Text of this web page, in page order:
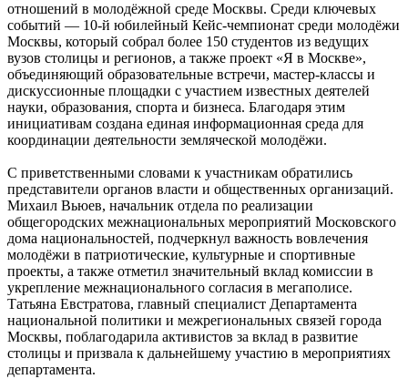
отношений в молодёжной среде Москвы. Среди ключевых
событий — 10-й юбилейный Кейс-чемпионат среди молодёжи
Москвы, который собрал более 150 студентов из ведущих
вузов столицы и регионов, а также проект «Я в Москве»,
объединяющий образовательные встречи, мастер-классы и
дискуссионные площадки с участием известных деятелей
науки, образования, спорта и бизнеса. Благодаря этим
инициативам создана единая информационная среда для
координации деятельности земляческой молодёжи.
С приветственными словами к участникам обратились
представители органов власти и общественных организаций.
Михаил Вьюев, начальник отдела по реализации
общегородских межнациональных мероприятий Московского
дома национальностей, подчеркнул важность вовлечения
молодёжи в патриотические, культурные и спортивные
проекты, а также отметил значительный вклад комиссии в
укрепление межнационального согласия в мегаполисе.
Татьяна Евстратова, главный специалист Департамента
национальной политики и межрегиональных связей города
Москвы, поблагодарила активистов за вклад в развитие
столицы и призвала к дальнейшему участию в мероприятиях
департамента.